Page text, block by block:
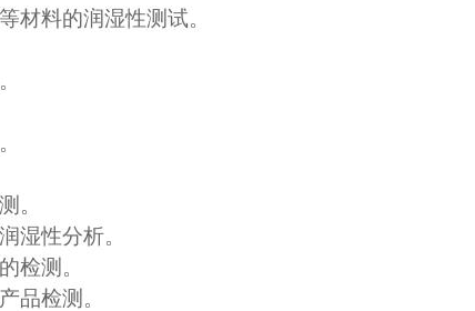
材料的润湿性测试。
。
湿性分析。
检测。
品检测。